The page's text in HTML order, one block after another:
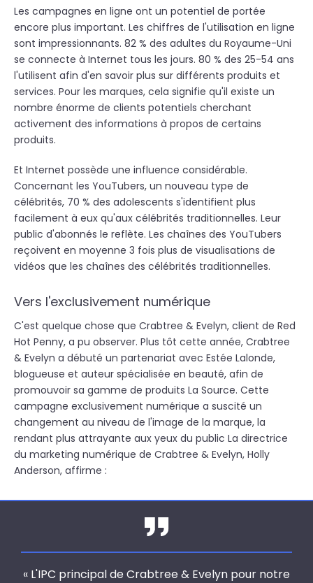
Les campagnes en ligne ont un potentiel de portée
encore plus important. Les chiffres de l'utilisation en ligne
sont impressionnants. 82 % des adultes du Royaume-Uni
se connecte à Internet tous les jours. 80 % des 25-54 ans
l'utilisent afin d'en savoir plus sur différents produits et
services. Pour les marques, cela signifie qu'il existe un
nombre énorme de clients potentiels cherchant
activement des informations à propos de certains
produits.
Et Internet possède une influence considérable.
Concernant les YouTubers, un nouveau type de
célébrités, 70 % des adolescents s'identifient plus
facilement à eux qu'aux célébrités traditionnelles. Leur
public d'abonnés le reflète. Les chaînes des YouTubers
reçoivent en moyenne 3 fois plus de visualisations de
vidéos que les chaînes des célébrités traditionnelles.
Vers l'exclusivement numérique
C'est quelque chose que Crabtree & Evelyn, client de Red
Hot Penny, a pu observer. Plus tôt cette année, Crabtree
& Evelyn a débuté un partenariat avec Estée Lalonde,
blogueuse et auteur spécialisée en beauté, afin de
promouvoir sa gamme de produits La Source. Cette
campagne exclusivement numérique a suscité un
changement au niveau de l'image de la marque, la
rendant plus attrayante aux yeux du public La directrice
du marketing numérique de Crabtree & Evelyn, Holly
Anderson, affirme :
« L'IPC principal de Crabtree & Evelyn pour notre